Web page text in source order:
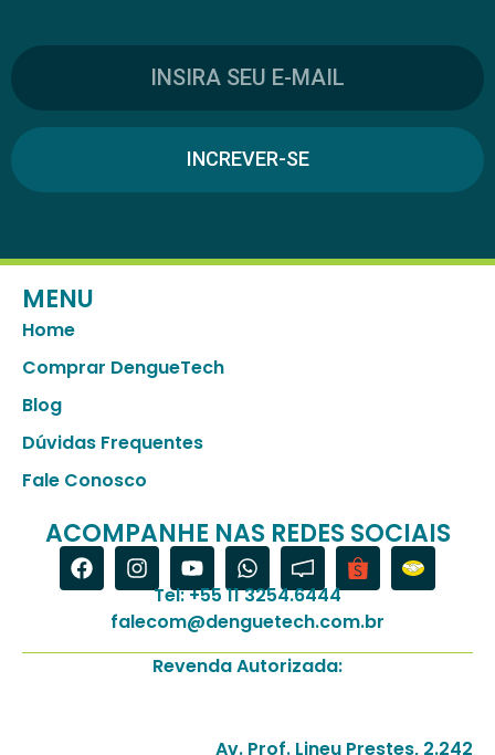
INCREVER-SE
MENU
Home
Comprar DengueTech
Blog
Dúvidas Frequentes
Fale Conosco
ACOMPANHE NAS REDES SOCIAIS
Tel: +55 11 3254.6444
falecom@denguetech.com.br
Revenda Autorizada:
Av. Prof. Lineu Prestes, 2.242